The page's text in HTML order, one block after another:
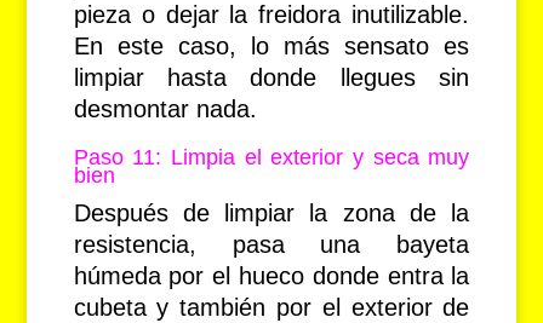
pieza o dejar la freidora inutilizable.
En este caso, lo más sensato es
limpiar hasta donde llegues sin
desmontar nada.
Paso 11: Limpia el exterior y seca muy
bien
Después de limpiar la zona de la
resistencia, pasa una bayeta
húmeda por el hueco donde entra la
cubeta y también por el exterior de